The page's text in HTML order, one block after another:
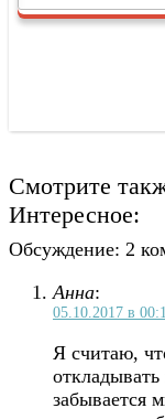
Смотрите
Интересное:
Обсуждение: 2
Анна:
05.10.2017 в
Я считаю,
забывается